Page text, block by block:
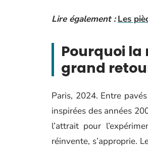
Lire également : Les
Pourquoi la
grand
Paris, 2024. Entre
inspirées des années
l’attrait pour
réinvente, s’approprie.